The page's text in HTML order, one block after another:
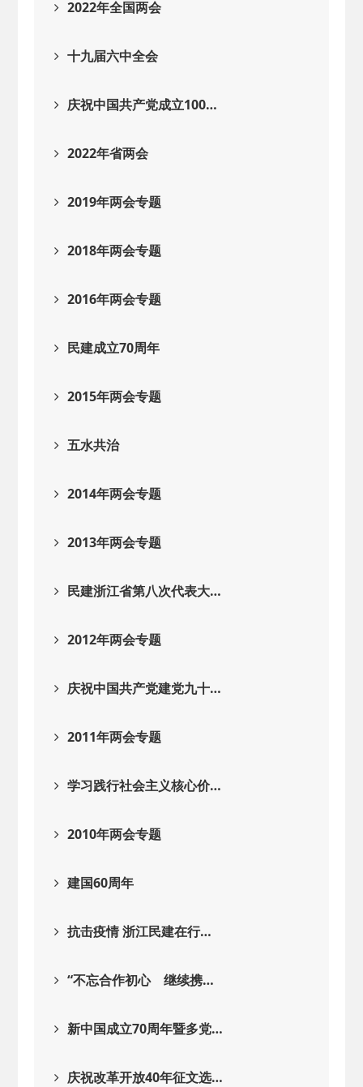
2022年全国两会
十九届六中全会
庆祝中国共产党成立100…
2022年省两会
2019年两会专题
2018年两会专题
2016年两会专题
民建成立70周年
2015年两会专题
五水共治
2014年两会专题
2013年两会专题
民建浙江省第八次代表大…
2012年两会专题
庆祝中国共产党建党九十…
2011年两会专题
学习践行社会主义核心价…
2010年两会专题
建国60周年
抗击疫情 浙江民建在行…
“不忘合作初心 继续携…
新中国成立70周年暨多党…
庆祝改革开放40年征文选…